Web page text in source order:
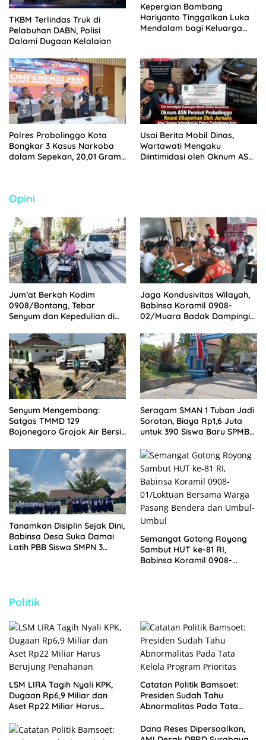
TKBM Terlindas Truk di
Pelabuhan DABN, Polisi
Dalami Dugaan Kelalaian
Kepergian Bambang
Hariyanto Tinggalkan Luka
Mendalam bagi Keluarga
Polres Probolinggo Kota
Bongkar 3 Kasus Narkoba
dalam Sepekan, 20,01 Gram
Usai Berita Mobil Dinas,
Wartawati Mengaku
Diintimidasi oleh Oknum ASN
Opini
Jum’at Berkah Kodim
0908/Bontang, Tebar
Senyum dan Kepedulian di
Jaga Kondusivitas Wilayah,
Babinsa Koramil 0908-
02/Muara Badak Dampingi
Warga
Senyum Mengembang:
Satgas TMMD 129
Bojonegoro Grojok Air Bersih
Seragam SMAN 1 Tuban Jadi
Sorotan, Biaya Rp1,6 Juta
untuk 390 Siswa Baru SPMB
Tanamkan Disiplin Sejak Dini,
Babinsa Desa Suka Damai
Latih PBB Siswa SMPN 3
Semangat Gotong Royong
Sambut HUT ke-81 RI,
Babinsa Koramil 0908-
Politik
LSM LIRA Tagih Nyali KPK,
Dugaan Rp6,9 Miliar dan
Aset Rp22 Miliar Harus
Catatan Politik Bamsoet:
Presiden Sudah Tahu
Abnormalitas Pada Tata
Dana Reses Dipersoalkan,